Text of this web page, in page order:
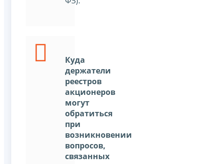
Куда
держатели
реестров
акционеров
могут
обратиться
при
возникновении
вопросов,
связанных